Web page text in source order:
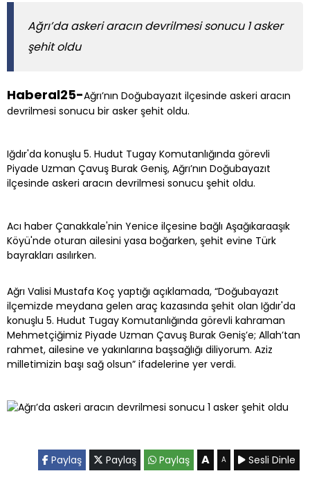
Ağrı’da askeri aracın devrilmesi sonucu 1 asker
şehit oldu
Haberal25-Ağrı’nın Doğubayazıt ilçesinde askeri aracın
devrilmesi sonucu bir asker şehit oldu.
Iğdır'da konuşlu 5. Hudut Tugay Komutanlığında görevli
Piyade Uzman Çavuş Burak Geniş, Ağrı’nın Doğubayazıt
ilçesinde askeri aracın devrilmesi sonucu şehit oldu.
Acı haber Çanakkale'nin Yenice ilçesine bağlı Aşağıkaraaşık
Köyü'nde oturan ailesini yasa boğarken, şehit evine Türk
bayrakları asılırken.
Ağrı Valisi Mustafa Koç yaptığı açıklamada, “Doğubayazıt
ilçemizde meydana gelen araç kazasında şehit olan Iğdır'da
konuşlu 5. Hudut Tugay Komutanlığında görevli kahraman
Mehmetçiğimiz Piyade Uzman Çavuş Burak Geniş’e; Allah’tan
rahmet, ailesine ve yakınlarına başsağlığı diliyorum. Aziz
milletimizin başı sağ olsun” ifadelerine yer verdi.
Paylaş Paylaş Paylaş A A Sesli Dinle